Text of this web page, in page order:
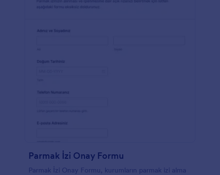
Parmak İzi Onay Formu
Parmak İzi Onay Formu, kurumların parmak izi alma